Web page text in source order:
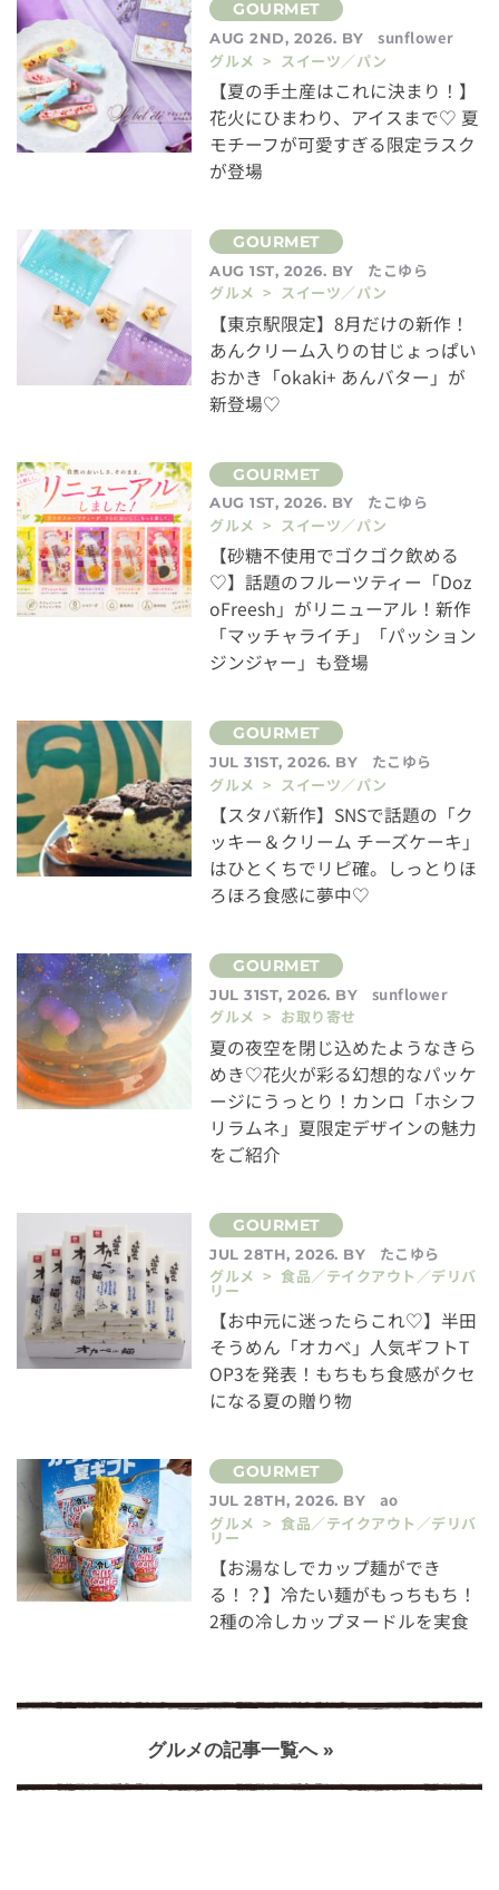
AUG 2ND, 2026. BY
sunflower
グルメ > スイーツ／パン
【夏の手土産はこれに決まり！】
花火にひまわり、アイスまで♡ 夏
モチーフが可愛すぎる限定ラスク
が登場
AUG 1ST, 2026. BY
たこゆら
グルメ > スイーツ／パン
【東京駅限定】8月だけの新作！
あんクリーム入りの甘じょっぱい
おかき「okaki+ あんバター」が
新登場♡
AUG 1ST, 2026. BY
たこゆら
グルメ > スイーツ／パン
【砂糖不使用でゴクゴク飲める
♡】話題のフルーツティー「Doz
oFreesh」がリニューアル！新作
「マッチャライチ」「パッション
ジンジャー」も登場
JUL 31ST, 2026. BY
たこゆら
グルメ > スイーツ／パン
【スタバ新作】SNSで話題の「ク
ッキー＆クリーム チーズケーキ」
はひとくちでリピ確。しっとりほ
ろほろ食感に夢中♡
JUL 31ST, 2026. BY
sunflower
グルメ > お取り寄せ
夏の夜空を閉じ込めたようなきら
めき♡花火が彩る幻想的なパッケ
ージにうっとり！カンロ「ホシフ
リラムネ」夏限定デザインの魅力
をご紹介
JUL 28TH, 2026. BY
たこゆら
グルメ > 食品／テイクアウト／デリバ
リー
【お中元に迷ったらこれ♡】半田
そうめん「オカベ」人気ギフトT
OP3を発表！もちもち食感がクセ
になる夏の贈り物
JUL 28TH, 2026. BY
ao
グルメ > 食品／テイクアウト／デリバ
リー
【お湯なしでカップ麺ができ
る！？】冷たい麺がもっちもち！
2種の冷しカップヌードルを実食
グルメの記事一覧へ »